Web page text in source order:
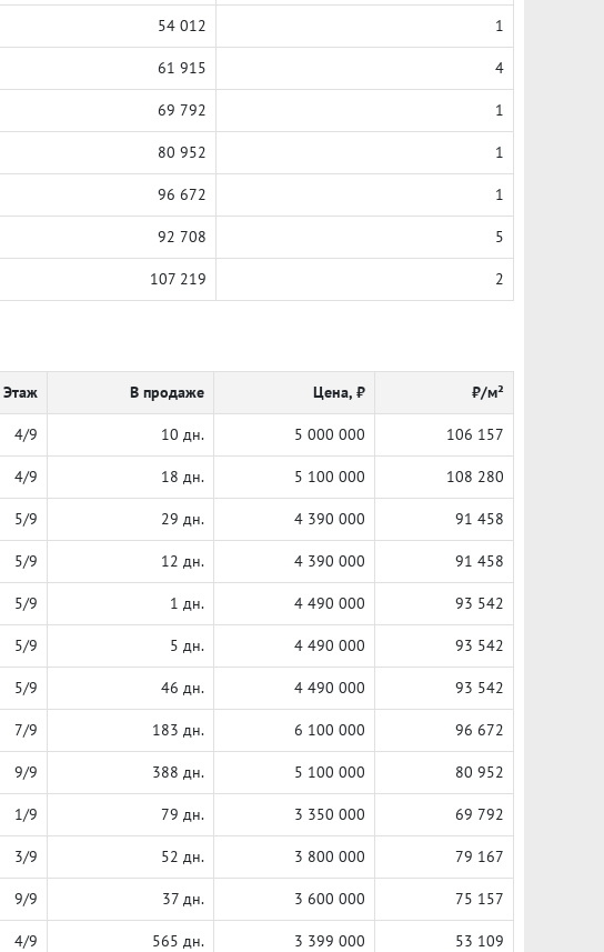
54 012 1
61 915 4
69 792 1
80 952 1
96 672 1
92 708 5
107 219 2
Этаж В продаже Цена, ₽ ₽/м²
4/9 10 дн. 5 000 000 106 157
4/9 18 дн. 5 100 000 108 280
5/9 29 дн. 4 390 000 91 458
5/9 12 дн. 4 390 000 91 458
5/9 1 дн. 4 490 000 93 542
5/9 5 дн. 4 490 000 93 542
5/9 46 дн. 4 490 000 93 542
7/9 183 дн. 6 100 000 96 672
9/9 388 дн. 5 100 000 80 952
1/9 79 дн. 3 350 000 69 792
3/9 52 дн. 3 800 000 79 167
9/9 37 дн. 3 600 000 75 157
4/9 565 дн. 3 399 000 53 109